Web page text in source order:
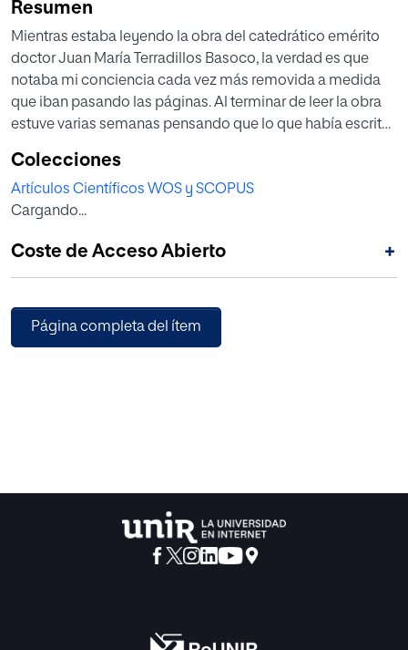
Resumen
Mientras estaba leyendo la obra del catedrático emérito
doctor Juan María Terradillos Basoco, la verdad es que
notaba mi conciencia cada vez más removida a medida
que iban pasando las páginas. Al terminar de leer la obra
estuve varias semanas pensando que lo que había escrito
humilde reconocimiento de quién le estaba leyendo, y por
otra parte también que sirviese de alguna forma de
altoparlante de tanto contenido que había podido disfrutar
Colecciones
Artículos Científicos WOS y SCOPUS
Cargando...
Coste de Acceso Abierto +
Página completa del ítem